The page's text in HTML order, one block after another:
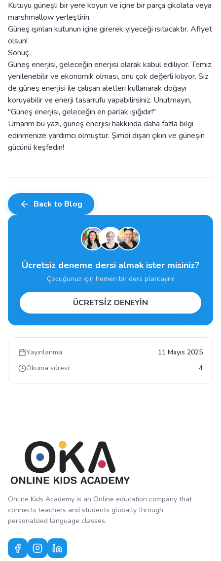
Kutuyu güneşli bir yere koyun ve içine bir parça çikolata veya
marshmallow yerleştirin.
Güneş ışınları kutunun içine girerek yiyeceği ısıtacaktır. Afiyet
olsun!
Sonuç
Güneş enerjisi, geleceğin enerjisi olarak kabul ediliyor. Temiz,
yenilenebilir ve ekonomik olması, onu çok değerli kılıyor. Siz
de güneş enerjisi ile çalışan aletleri kullanarak doğayı
koruyabilir ve enerji tasarrufu yapabilirsiniz. Unutmayın,
"Güneş enerjisi, geleceğin en parlak ışığıdır!"
Umarım bu yazı, güneş enerjisi hakkında daha fazla bilgi
edinmenize yardımcı olmuştur. Şimdi dışarı çıkın ve güneşin
gücünü keşfedin!
Back to Blog
Ücretsiz deneme dersi almak ister misiniz?
Çocuğunuz için hemen bir ders planlayın!
ÜCRETSİZ DENEYİN
Yayınlanma:
11 Mayıs 2025
Okuma süresi:
4
Online Kids Academy is an Online education company that
connects teachers and students globally through
personalized language classes.